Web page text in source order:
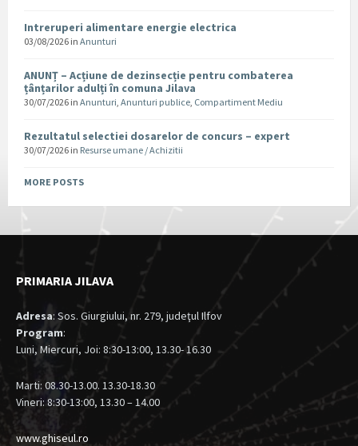
Intreruperi alimentare energie electrica
03/08/2026 in Anunturi
ANUNȚ – Acțiune de dezinsecție pentru combaterea
țânțarilor adulți în comuna Jilava
30/07/2026 in Anunturi, Anunturi publice, Compartiment Mediu
Rezultatul selectiei dosarelor de concurs – expert
30/07/2026 in Resurse umane / Achizitii
MORE POSTS
PRIMARIA JILAVA
Adresa: Sos. Giurgiului, nr. 279, judeţul Ilfov
Program:
Luni, Miercuri, Joi: 8:30-13:00, 13.30- 16.30
Marti: 08.30-13.00. 13.30-18.30
Vineri: 8:30-13:00, 13.30 – 14.00
www.ghiseul.ro